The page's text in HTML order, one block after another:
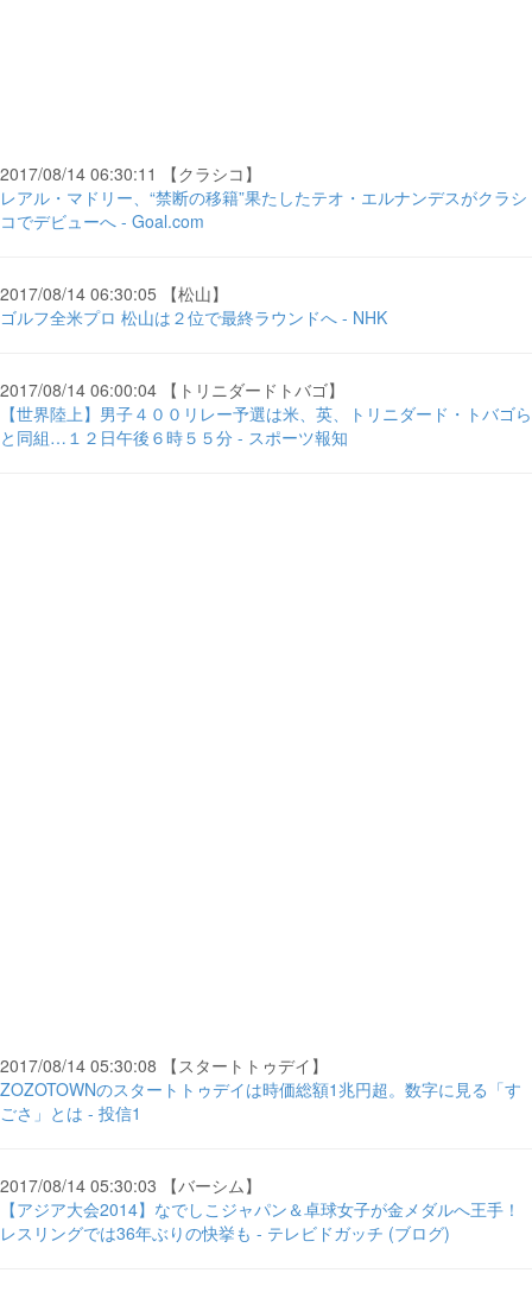
2017/08/14 06:30:11 【クラシコ】
レアル・マドリー、“禁断の移籍”果たしたテオ・エルナンデスがクラシ
コでデビューへ - Goal.com
2017/08/14 06:30:05 【松山】
ゴルフ全米プロ 松山は２位で最終ラウンドへ - NHK
2017/08/14 06:00:04 【トリニダードトバゴ】
【世界陸上】男子４００リレー予選は米、英、トリニダード・トバゴら
と同組…１２日午後６時５５分 - スポーツ報知
2017/08/14 05:30:08 【スタートトゥデイ】
ZOZOTOWNのスタートトゥデイは時価総額1兆円超。数字に見る「す
ごさ」とは - 投信1
2017/08/14 05:30:03 【バーシム】
【アジア大会2014】なでしこジャパン＆卓球女子が金メダルへ王手！
レスリングでは36年ぶりの快挙も - テレビドガッチ (ブログ)